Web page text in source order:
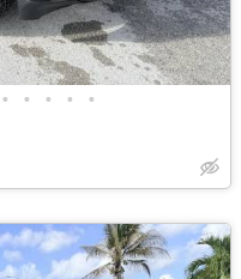
• • • • •